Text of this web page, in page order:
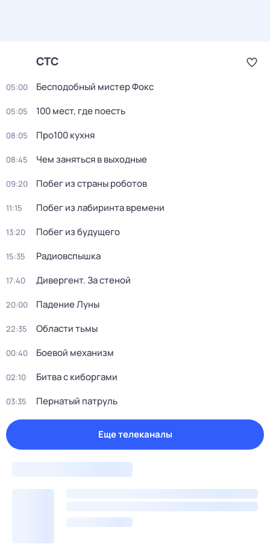
СТС
05:00 Бесподобный мистер Фокс
05:05 100 мест, где поесть
08:05 Про100 кухня
08:45 Чем заняться в выходные
09:20 Побег из страны роботов
11:15 Побег из лабиринта времени
13:20 Побег из будущего
15:35 Радиовспышка
17:40 Дивергент. За стеной
20:00 Падение Луны
22:35 Области тьмы
00:40 Боевой механизм
02:10 Битва с киборгами
03:35 Пернатый патруль
Еще телеканалы